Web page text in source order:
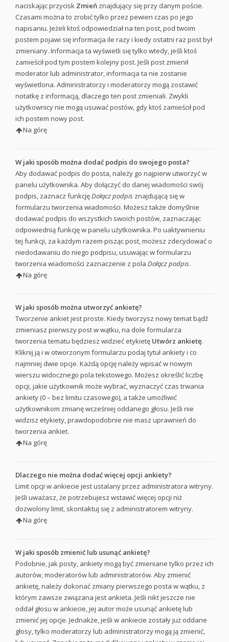
naciskając przycisk Zmień znajdujący się przy danym poście.
Czasami można to zrobić tylko przez pewien czas po jego
napisaniu. Jeżeli ktoś odpowiedział na ten post, pod twoim
postem pojawi się informacja ile razy i kiedy ostatni raz post był
zmieniany. Informacja ta wyświetli się tylko wtedy, jeśli ktoś
zamieścił pod tym postem kolejny post. Jeśli post zmienił
moderator lub administrator, informacja ta nie zostanie
wyświetlona. Administratorzy i moderatorzy mogą zostawić
notatkę z informacją, dlaczego ten post zmieniali. Zwykli
użytkownicy nie mogą usuwać postów, gdy ktoś zamieścił pod
ich postem nowy post.
Na górę
W jaki sposób można dodać podpis do swojego posta?
Aby dodawać podpis do posta, należy go najpierw utworzyć w
panelu użytkownika. Aby dołączyć do danej wiadomości swój
podpis, zaznacz funkcjęDołącz podpis znajdującą się w
formularzu tworzenia wiadomości. Możesz także domyślnie
dodawać podpis do wszystkich swoich postów, zaznaczając
odpowiednią funkcję w panelu użytkownika. Po uaktywnieniu
tej funkcji, za każdym razem pisząc post, możesz zdecydować o
niedodawaniu do niego podpisu, usuwając w formularzu
tworzenia wiadomości zaznaczenie z pola Dołącz podpis.
Na górę
W jaki sposób można utworzyć ankietę?
Tworzenie ankiet jest proste. Kiedy tworzysz nowy temat bądź
zmieniasz pierwszy post w wątku, na dole formularza
tworzenia tematu będziesz widzieć etykietę Utwórz ankietę.
Kliknij ją i w otworzonym formularzu podaj tytuł ankiety i co
najmniej dwie opcje. Każdą opcję należy wpisać w nowym
wierszu widocznego pola tekstowego. Możesz określić liczbę
opcji, jakie użytkownik może wybrać, wyznaczyć czas trwania
ankiety (0 – bez limitu czasowego), a także umożliwić
użytkownikom zmianę wcześniej oddanego głosu. Jeśli nie
widzisz etykiety, prawdopodobnie nie masz uprawnień do
tworzenia ankiet.
Na górę
Dlaczego nie można dodać więcej opcji ankiety?
Limit opcji w ankiecie jest ustalany przez administratora witryny.
Jeśli uważasz, że potrzebujesz wstawić więcej opcji niż
dozwolony limit, skontaktuj się z administratorem witryny.
Na górę
W jaki sposób zmienić lub usunąć ankietę?
Podobnie, jak posty, ankiety mogą być zmieniane tylko przez ich
autorów, moderatorów lub administratorów. Aby zmienić
ankietę, należy dokonać zmiany pierwszego posta w wątku, z
którym zawsze związana jest ankieta. Jeśli nikt jeszcze nie
oddał głosu w ankiecie, jej autor może usunąć ankietę lub
zmienić jej opcje. Jednakże, jeśli w ankiecie zostały już oddane
głosy, tylko moderatorzy lub administratorzy mogą ją zmienić,